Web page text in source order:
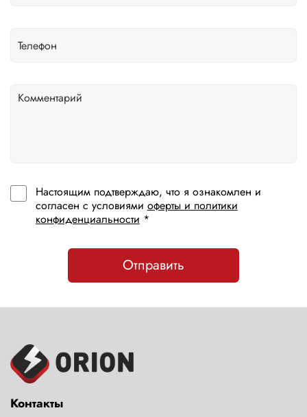
Настоящим подтверждаю, что я ознакомлен и
согласен с условиями оферты и политики
конфиденциальности *
Отправить
Контакты